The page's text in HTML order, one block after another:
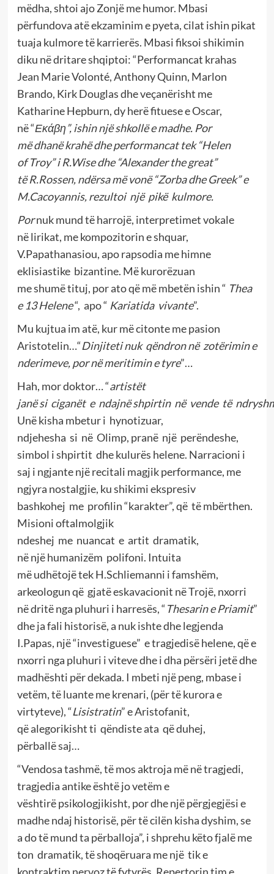
mëdha, shtoi ajo Zonjë me humor. Mbasi
përfundova atë ekzaminim e pyeta, cilat ishin pikat
tuaja kulmore të karrierës. Mbasi fiksoi shikimin
diku në dritare shqiptoi: “Performancat krahas
Jean Marie Volonté, Anthony Quinn, Marlon
Brando, Kirk Douglas dhe veçanërisht me
Katharine Hepburn, dy herë fituese e Oscar,
në “Εκάβη”, ishin njëshkollëe madhe. Por
mëdhanëkrahëdhe performancat tek “Helen
ofTroy” i R.Wise dhe “Alexander the great”
tëR.Rossen, ndërsa mëvonë“Zorba dhe Greek” e
M.Cacoyannis, rezultoi njëpikëkulmore.
Pornuk mund të harrojë, interpretimet vokale
në lirikat, me kompozitorin e shquar,
V.Papathanasiou, apo rapsodia me himne
eklisiastike bizantine. Më kurorëzuan
me shumë tituj, por ato që më mbetën ishin “ Thea
e 13 Helene“, apo “ Kariatida vivante”.
Mu kujtua im atë, kur më citonte me pasion
Aristotelin…“Dinjiteti nuk qëndron në zotërimin e
nderimeve, por në meritimin e tyre”…
Hah, mor doktor… “artistët
janësi ciganët e ndajnëshpirtin nëvende të
Unë kisha mbetur i hynotizuar,
ndjehesha si në Olimp, pranë një perëndeshe,
simbol i shpirtit dhe kulurës helene. Narracioni i
saj i ngjante një recitali magjik performance, me
ngjyra nostalgjie, ku shikimi ekspresiv
bashkohej me profilin “karakter”, që të mbërthen.
Misioni oftalmolgjik
ndeshej me nuancat e artit dramatik,
në një humanizëm polifoni. Intuita
më udhëtojë tek H.Schliemanni i famshëm,
arkeologun që gjatë eskavacionit në Trojë, nxorri
në dritë nga pluhuri i harresës, “Thesarin e Priamit”
dhe ja fali historisë, a nuk ishte dhe legjenda
I.Papas, një “investiguese” e tragjedisë helene, që e
nxorri nga pluhuri i viteve dhe i dha përsëri jetë dhe
madhështi për dekada. I mbeti një peng, mbase i
vetëm, të luante me krenari, (për të kurora e
virtyteve), “Lisistratin” e Aristofanit,
që alegorikisht ti qëndiste ata që duhej,
përballë saj…
“Vendosa tashmë, të mos aktroja më në tragjedi,
tragjedia antike është jo vetëm e
vështirë psikologjikisht, por dhe një përgjegjësi e
madhe ndaj historisë, për të cilën kisha dyshim, se
a do të mund ta përballoja”, i shprehu këto fjalë me
ton dramatik, të shoqëruara me një tik e